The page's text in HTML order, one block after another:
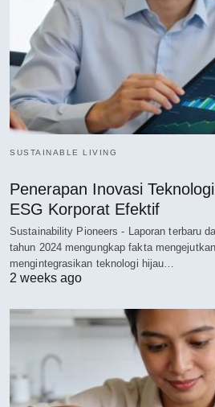
SUSTAINABLE LIVING
Penerapan Inovasi
ESG Korporat Efektif
Sustainability Pioneers - Laporan terbaru
tahun 2024 mengungkap fakta
mengintegrasikan teknologi hijau…
2 weeks ago